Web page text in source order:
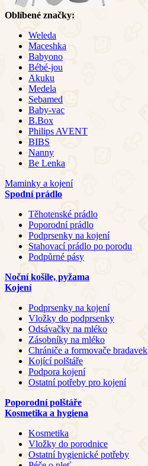
Oblíbené značky:
Weleda
Maceshka
Babyono
Bébé-jou
Akuku
Medela
Sebamed
Baby-vac
B.Box
Philips AVENT
BIBS
Nanny
Be Lenka
Maminky a kojení
Spodní prádlo
Těhotenské prádlo
Poporodní prádlo
Podprsenky na kojení
Stahovací prádlo po porodu
Podpůrné pásy
Noční košile, pyžama
Kojení
Podprsenky na kojení
Vložky do podprsenky
Odsávačky na mléko
Zásobníky na mléko
Chrániče a formovače bradavek
Kojící polštáře
Podpora kojení
Ostatní potřeby pro kojení
Poporodní polštáře
Kosmetika a hygiena
Kosmetika
Vložky do porodnice
Ostatní hygienické potřeby